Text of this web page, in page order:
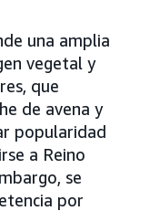
una amplia
vegetal y
que
de avena y
popularidad
a Reino
se
por